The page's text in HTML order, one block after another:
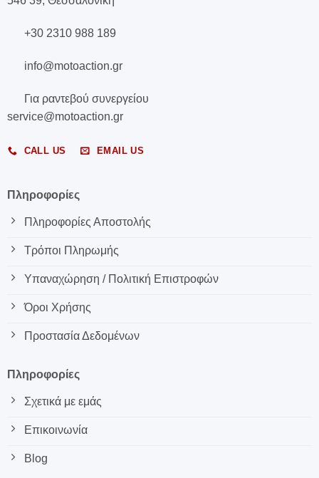
+30 2310 988 189
info@motoaction.gr
Για ραντεβού συνεργείου
service@motoaction.gr
CALL US EMAIL US
Πληροφορίες
Πληροφορίες Αποστολής
Τρόποι Πληρωμής
Υπαναχώρηση / Πολιτική Επιστροφών
Όροι Χρήσης
Προστασία Δεδομένων
Πληροφορίες
Σχετικά με εμάς
Επικοινωνία
Blog